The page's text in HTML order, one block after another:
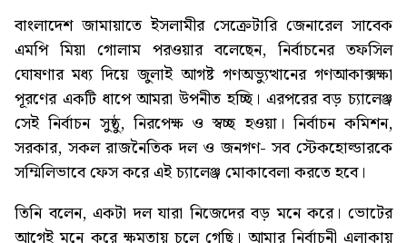
বাংলাদেশ জামায়াতে ইসলামীর সেক্রেটারি জেনারেল সাবেক
এমপি মিয়া গোলাম পরওয়ার বলেছেন, নির্বাচনের তফসিল
ঘোষণার মধ্য দিয়ে জুলাই আগষ্ট গণঅভ্যুত্থানের গণআকাক্সক্ষা
পূরণের একটি ধাপে আমরা উপনীত হচ্ছি। এরপরের বড় চ্যালেঞ্জ
সেই নির্বাচন সুষ্ঠু, নিরপেক্ষ ও স্বচ্ছ হওয়া। নির্বাচন কমিশন,
সরকার, সকল রাজনৈতিক দল ও জনগণ- সব স্টেকহোল্ডারকে
সম্মিলিভাবে ফেস করে এই চ্যালেঞ্জ মোকাবেলা করতে হবে।
তিনি বলেন, একটা দল যারা নিজেদের বড় মনে করে। ভোটের